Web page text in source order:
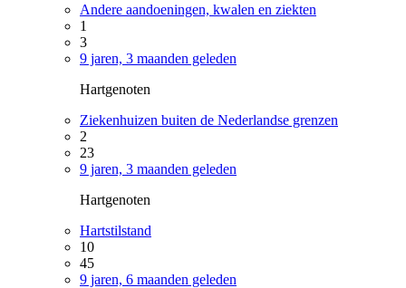
Andere aandoeningen, kwalen en ziekten
1
3
9 jaren, 3 maanden geleden
Hartgenoten
Ziekenhuizen buiten de Nederlandse grenzen
2
23
9 jaren, 3 maanden geleden
Hartgenoten
Hartstilstand
10
45
9 jaren, 6 maanden geleden